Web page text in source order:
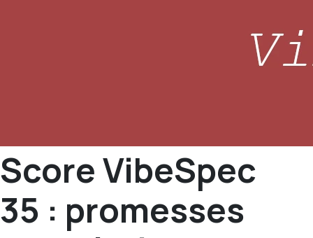
Score VibeSpec
35 : promesses